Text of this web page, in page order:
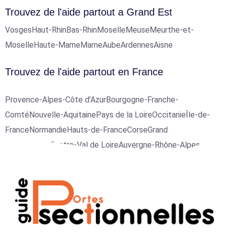
Trouvez de l'aide partout a Grand Est
VosgesHaut-RhinBas-RhinMoselleMeuseMeurthe-et-
MoselleHaute-MarneMarneAubeArdennesAisne
Trouvez de l'aide partout en France
Provence-Alpes-Côte d’AzurBourgogne-Franche-
ComtéNouvelle-AquitainePays de la LoireOccitanieÎle-de-
FranceNormandieHauts-de-FranceCorseGrand
Centre-Val de LoireAuvergne-Rhône-Alpes